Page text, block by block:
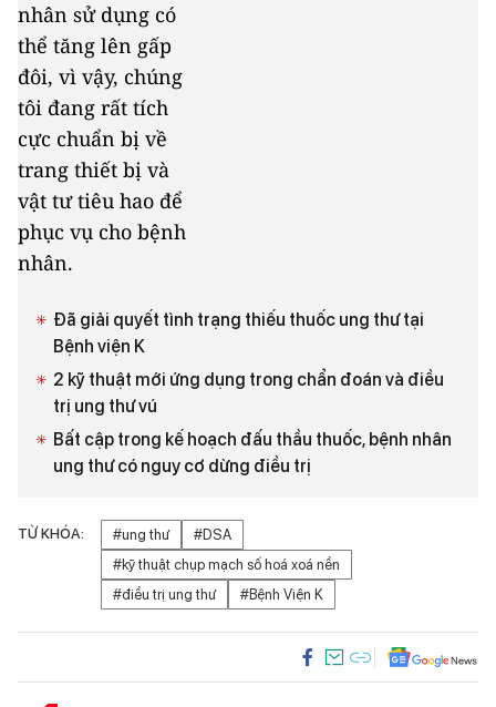
nhân sử dụng có
thể tăng lên gấp
đôi, vì vậy, chúng
tôi đang rất tích
cực chuẩn bị về
trang thiết bị và
vật tư tiêu hao để
phục vụ cho bệnh
nhân.
Đã giải quyết tình trạng thiếu thuốc ung thư tại
Bệnh viện K
2 kỹ thuật mới ứng dụng trong chẩn đoán và điều
trị ung thư vú
Bất cập trong kế hoạch đấu thầu thuốc, bệnh nhân
ung thư có nguy cơ dừng điều trị
TỪ KHÓA: #ung thư
#DSA
#kỹ thuật chụp mạch số hoá xoá nền
#điều trị ung thư
#Bệnh Viện K